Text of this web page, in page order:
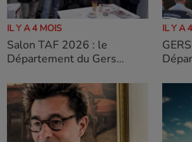
IL Y A 4 MOIS
Salon TAF 2026 : le
Département du Gers
l’insertion
IL Y A
GERS: Budget 2026